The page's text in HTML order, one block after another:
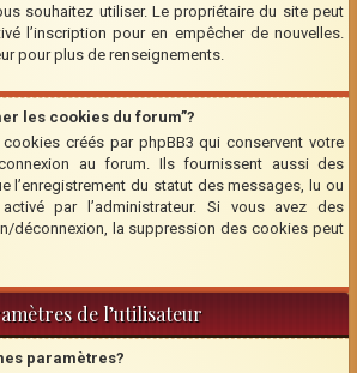
souhaitez utiliser. Le propriétaire du site peut
l’inscription pour en empêcher de nouvelles.
pour plus de renseignements.
les cookies du forum”?
créés par phpBB3 qui conservent votre
au forum. Ils fournissent aussi des
l’enregistrement du statut des messages, lu ou
par l’administrateur. Si vous avez des
déconnexion, la suppression des cookies peut
de l’utilisateur
paramètres?